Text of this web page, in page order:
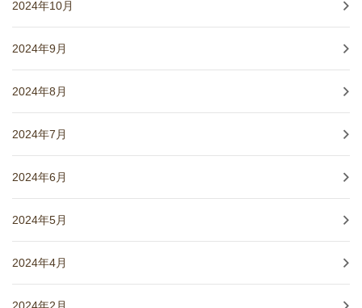
2024年10月
2024年9月
2024年8月
2024年7月
2024年6月
2024年5月
2024年4月